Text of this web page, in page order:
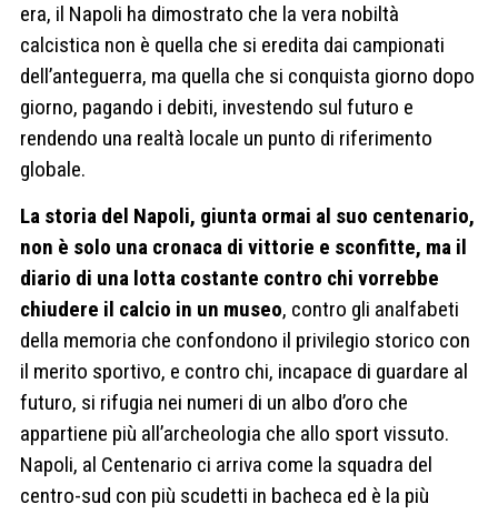
era, il Napoli ha dimostrato che la vera nobiltà
calcistica non è quella che si eredita dai campionati
dell’anteguerra, ma quella che si conquista giorno dopo
giorno, pagando i debiti, investendo sul futuro e
rendendo una realtà locale un punto di riferimento
globale.
La storia del Napoli, giunta ormai al suo centenario,
non è solo una cronaca di vittorie e sconfitte, ma il
diario di una lotta costante contro chi vorrebbe
chiudere il calcio in un museo, contro gli analfabeti
della memoria che confondono il privilegio storico con
il merito sportivo, e contro chi, incapace di guardare al
futuro, si rifugia nei numeri di un albo d’oro che
appartiene più all’archeologia che allo sport vissuto.
Napoli, al Centenario ci arriva come la squadra del
centro-sud con più scudetti in bacheca ed è la più